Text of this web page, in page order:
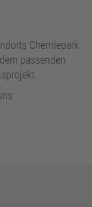
Chemiepark
passenden